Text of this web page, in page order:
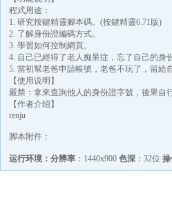
程式用途：
1. 研究按鍵精靈腳本碼。(按鍵精靈6.71版)
2. 了解身份證編碼方式。
3. 學習如何控制網頁。
4. 自己已經得了老人痴呆症，忘了自己的身
5. 當初幫老爸申請帳號，老爸不玩了，留
【使用说明】
嚴禁：拿來查詢他人的身份證字號，後果自
【作者介绍】
renju
脚本附件：
运行环境： 分辨率 ：1440x900 色深 ：32位